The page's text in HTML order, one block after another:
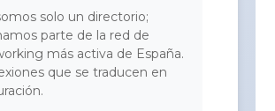
solo un directorio;
parte de la red de
más activa de España.
que se traducen en